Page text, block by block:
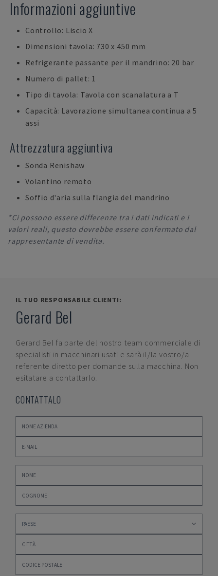
Informazioni aggiuntive
Controllo: Liscio X
Dimensioni tavola: 730 x 450 mm
Refrigerante passante per il mandrino: 20 bar
Numero di pallet: 1
Tipo di tavola: Tavola con scanalatura a T
Capacità: Lavorazione simultanea continua a 5
assi
Attrezzatura aggiuntiva
Sonda Renishaw
Volantino remoto
Soffio d'aria sulla flangia del mandrino
*Ci possono essere differenze tra i dati indicati e i
valori reali, questo dovrebbe essere confermato dal
rappresentante di vendita.
IL TUO RESPONSABILE CLIENTI:
Gerard Bel
Gerard Bel fa parte del nostro team commerciale di
specialisti in macchinari usati e sarà il/la vostro/a
referente diretto per domande sulla macchina. Non
esitatare a contattarlo.
CONTATTALO